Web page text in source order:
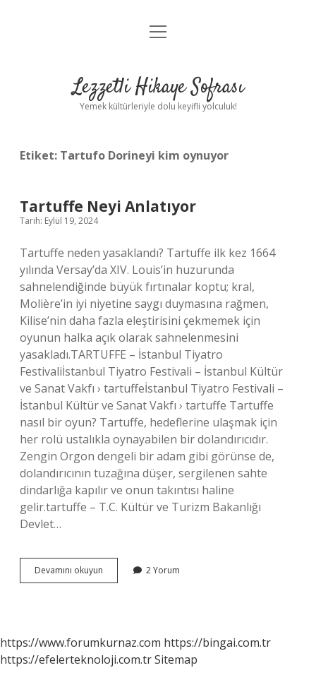
Anasayfa
Yasal Uyarı
menüyü
Lezzetli Hikaye Sofrası
Yemek kültürleriyle dolu keyifli yolculuk!
Etiket: Tartufo Dorineyi kim oynuyor
Tartuffe Neyi Anlatıyor
Tarih: Eylül 19, 2024
Tartuffe neden yasaklandı? Tartuffe ilk kez 1664
yılında Versay’da XIV. Louis’in huzurunda
sahnelendiğinde büyük fırtınalar koptu; kral,
Molière’in iyi niyetine saygı duymasına rağmen,
Kilise’nin daha fazla eleştirisini çekmemek için
oyunun halka açık olarak sahnelenmesini
yasakladı.TARTUFFE – İstanbul Tiyatro
Festivaliİstanbul Tiyatro Festivali – İstanbul Kültür
ve Sanat Vakfı › tartuffeİstanbul Tiyatro Festivali –
İstanbul Kültür ve Sanat Vakfı › tartuffe Tartuffe
nasıl bir oyun? Tartuffe, hedeflerine ulaşmak için
her rolü ustalıkla oynayabilen bir dolandırıcıdır.
Zengin Orgon dengeli bir adam gibi görünse de,
dolandırıcının tuzağına düşer, sergilenen sahte
dindarlığa kapılır ve onun takıntısı haline
gelir.tartuffe – T.C. Kültür ve Turizm Bakanlığı
Devlet…
Devamını okuyun Tartuffe
Neyi
2 Yorum
https://www.forumkurnaz.com https://bingai.com.tr
https://efelerteknoloji.com.trSitemap